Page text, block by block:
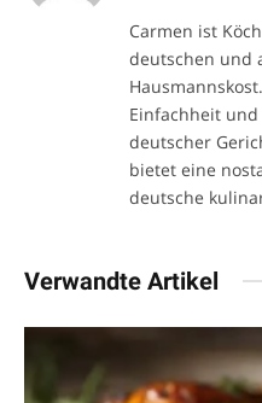
Carmen ist
deutschen und
Einfachheit
deutscher
bietet eine
deutsche
Verwandte Artikel